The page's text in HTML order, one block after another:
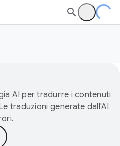
AI per tradurre i contenuti
traduzioni generate dall'AI